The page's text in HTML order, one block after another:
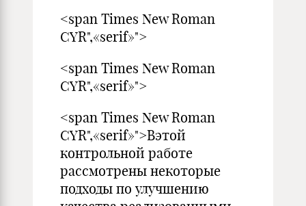
<span Times New Roman
CYR",«serif»">
<span Times New Roman
CYR",«serif»">
<span Times New Roman
CYR",«serif»">Вэтой
контрольной работе
рассмотрены некоторые
подхо­ды по улучшению